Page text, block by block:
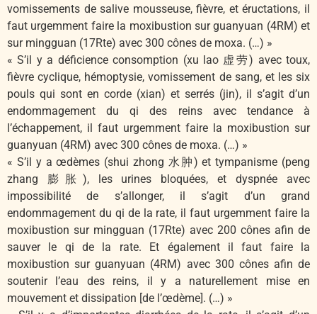
vomissements de salive mousseuse, fièvre, et éructations, il
faut urgemment faire la moxibustion sur guanyuan (4RM) et
sur mingguan (17Rte) avec 300 cônes de moxa. (…) »
« S’il y a déficience consomption (xu lao 虚劳) avec toux,
fièvre cyclique, hémoptysie, vomissement de sang, et les six
pouls qui sont en corde (xian) et serrés (jin), il s’agit d’un
endommagement du qi des reins avec tendance à
l’échappement, il faut urgemment faire la moxibustion sur
guanyuan (4RM) avec 300 cônes de moxa. (…) »
« S’il y a œdèmes (shui zhong 水肿) et tympanisme (peng
zhang 膨胀), les urines bloquées, et dyspnée avec
impossibilité de s’allonger, il s’agit d’un grand
endommagement du qi de la rate, il faut urgemment faire la
moxibustion sur mingguan (17Rte) avec 200 cônes afin de
sauver le qi de la rate. Et également il faut faire la
moxibustion sur guanyuan (4RM) avec 300 cônes afin de
soutenir l’eau des reins, il y a naturellement mise en
mouvement et dissipation [de l’œdème]. (…) »